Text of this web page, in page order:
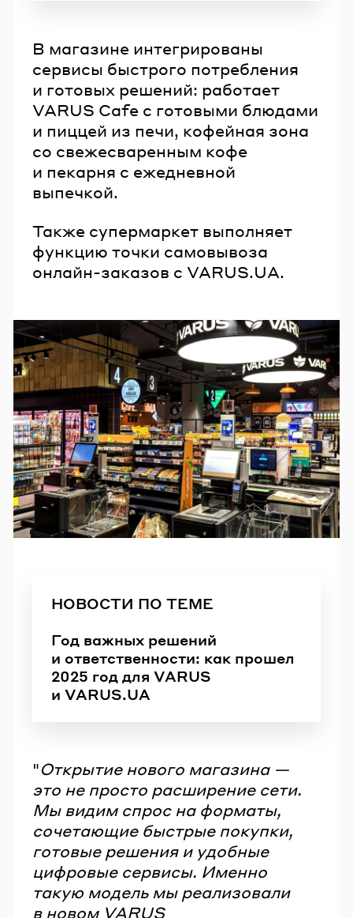
В магазине интегрированы
сервисы быстрого потребления
и готовых решений: работает
VARUS Cafe с готовыми блюдами
и пиццей из печи, кофейная зона
со свежесваренным кофе
и пекарня с ежедневной
выпечкой.
Также супермаркет выполняет
функцию точки самовывоза
онлайн-заказов с VARUS.UA.
НОВОСТИ ПО ТЕМЕ
Год важных решений
и ответственности: как прошел
2025 год для VARUS
и VARUS.UA
"Открытие нового магазина —
это не просто расширение сети.
Мы видим спрос на форматы,
сочетающие быстрые покупки,
готовые решения и удобные
цифровые сервисы. Именно
такую модель мы реализовали
в новом VARUS